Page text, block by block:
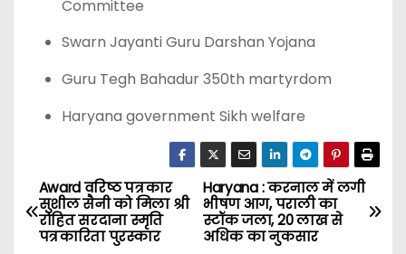
Committee
Swarn Jayanti Guru Darshan Yojana
Guru Tegh Bahadur 350th martyrdom
Haryana government Sikh welfare
P
o
Haryana : करनाल में लगी
भीषण आग, पराली का
स्टॉक जला, 20 लाख से
अधिक का नुकसार
Award वरिष्ठ पत्रकार
सुशील सैनी को मिला श्री
रोहित सरदाना स्मृति
पत्रकारिता पुरस्कार